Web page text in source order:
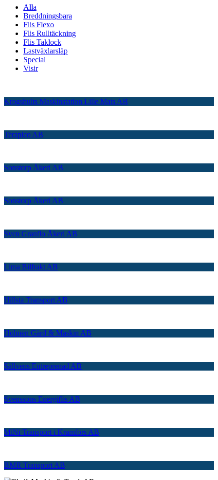
Alla
Breddningsbara
Flis Flexo
Flis Rulltäckning
Flis Taklock
Lastväxlarsläp
Special
Visir
Krogshults Maskinstation Lille Mats AB
Terapico AB
Sonstorp Åkeri AB
Sonstorp Åkeri AB
Sven Granflo Åkeri AB
Lima Bilfrakt AB
Hillsta Transport AB
Holmen Gård & Maskin AB
Sällvens Entreprenad AB
Svenssons Energiflis AB
MiNi Transport i Kramfors AB
BMR Transport AB